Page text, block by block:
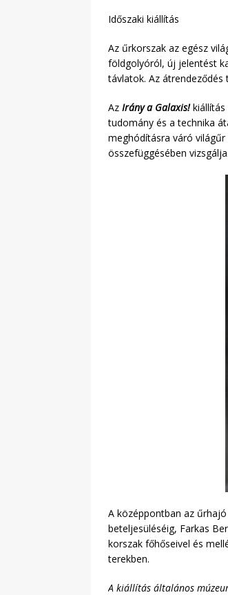
Időszaki kiállítás
Az űrkorszak az egész
földgolyóról, új jelentést
távlatok. Az
Az Irány a Galaxis!kiállítás
tudomány és a technika
meghódításra váró
összefüggésében vizsgálja.
A középpontban az
beteljesüléséig, Farkas
korszak főhőseivel és
terekben.
A kiállítás általános